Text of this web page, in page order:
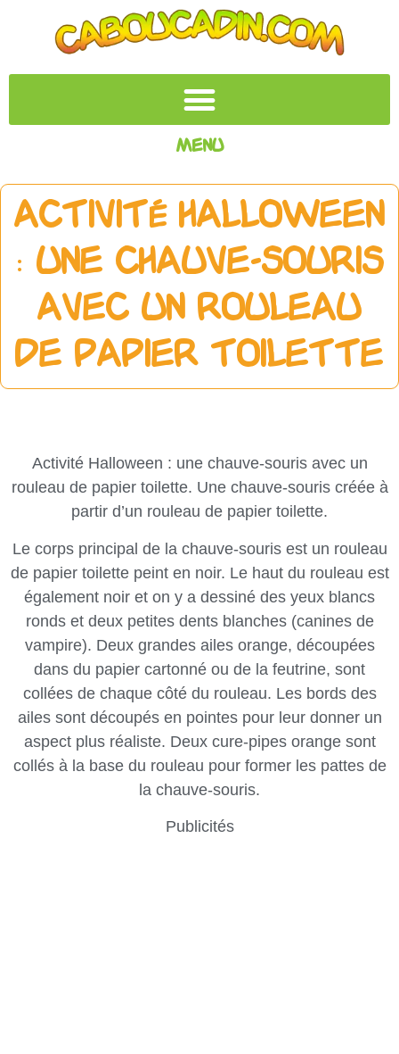
Menu
Activité Halloween
: une chauve-souris
avec un rouleau
de papier toilette
Activité Halloween : une chauve-souris avec un
rouleau de papier toilette. Une chauve-souris créée à
partir d’un rouleau de papier toilette.
Le corps principal de la chauve-souris est un rouleau
de papier toilette peint en noir. Le haut du rouleau est
également noir et on y a dessiné des yeux blancs
ronds et deux petites dents blanches (canines de
vampire). Deux grandes ailes orange, découpées
dans du papier cartonné ou de la feutrine, sont
collées de chaque côté du rouleau. Les bords des
ailes sont découpés en pointes pour leur donner un
aspect plus réaliste. Deux cure-pipes orange sont
collés à la base du rouleau pour former les pattes de
la chauve-souris.
Publicités